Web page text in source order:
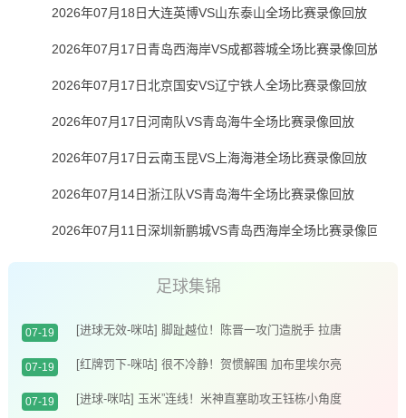
2026年07月18日大连英博VS山东泰山全场比赛录像回放
2026年07月17日青岛西海岸VS成都蓉城全场比赛录像回放
2026年07月17日北京国安VS辽宁铁人全场比赛录像回放
2026年07月17日河南队VS青岛海牛全场比赛录像回放
2026年07月17日云南玉昆VS上海海港全场比赛录像回放
2026年07月14日浙江队VS青岛海牛全场比赛录像回放
2026年07月11日深圳新鹏城VS青岛西海岸全场比赛录像回放
足球集锦
07-19
[进球无效-咪咕] 脚趾越位！陈晋一攻门造脱手 拉唐
补射破门无效
07-19
[红牌罚下-咪咕] 很不冷静！贺惯解围 加布里埃尔亮
鞋钉染红
07-19
[进球-咪咕] 玉米”连线！米神直塞助攻王钰栋小角度